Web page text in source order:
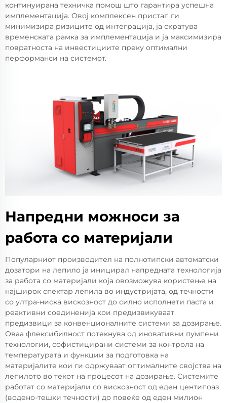
континуирана техничка помош што гарантира успешна
имплементација. Овој комплексен пристап ги
минимизира ризиците од интеграција, ја скратува
временската рамка за имплементација и ја максимизира
повратноста на инвестициите преку оптимални
перформанси на системот.
Напредни можноси за
работа со материјали
Популарниот производител на полнотипски автоматски
дозатори на лепило ја иницирал напредната технологија
за работа со материјали која овозможува користење на
најширок спектар лепила во индустријата, од течности
со ултра-ниска вискозност до силно исполнети паста и
реактивни соединенија кои предизвикуваат
предизвици за конвенционалните системи за дозирање.
Оваа флексибилност потекнува од иновативни пумпени
технологии, софистицирани системи за контрола на
температурата и функции за подготовка на
материјалите кои ги одржуваат оптималните својства на
лепилото во текот на процесот на дозирање. Системите
работат со материјали со вискозност од еден центипоаз
(водено-тешки течности) до повеќе од еден милион